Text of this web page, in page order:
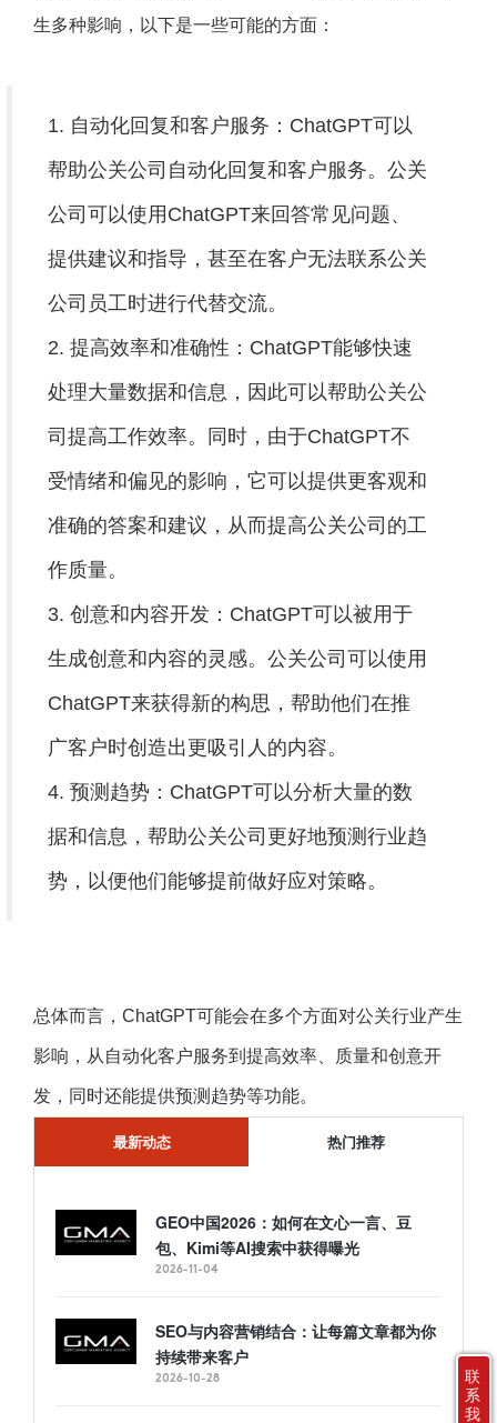
生多种影响，以下是一些可能的方面：
1. 自动化回复和客户服务：ChatGPT可以
帮助公关公司自动化回复和客户服务。公关
公司可以使用ChatGPT来回答常见问题、
提供建议和指导，甚至在客户无法联系公关
公司员工时进行代替交流。
2. 提高效率和准确性：ChatGPT能够快速
处理大量数据和信息，因此可以帮助公关公
司提高工作效率。同时，由于ChatGPT不
受情绪和偏见的影响，它可以提供更客观和
准确的答案和建议，从而提高公关公司的工
作质量。
3. 创意和内容开发：ChatGPT可以被用于
生成创意和内容的灵感。公关公司可以使用
ChatGPT来获得新的构思，帮助他们在推
广客户时创造出更吸引人的内容。
4. 预测趋势：ChatGPT可以分析大量的数
据和信息，帮助公关公司更好地预测行业趋
势，以便他们能够提前做好应对策略。
总体而言，ChatGPT可能会在多个方面对公关行业产生
影响，从自动化客户服务到提高效率、质量和创意开
发，同时还能提供预测趋势等功能。
最新动态 热门推荐
GEO中国2026：如何在文心一言、豆
包、Kimi等AI搜索中获得曝光
2026-11-04
SEO与内容营销结合：让每篇文章都为你
持续带来客户
2026-10-28
联
系
我